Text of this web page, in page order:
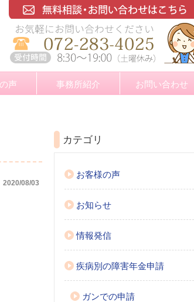
声 事務所紹介 お問い合わせ
2020/08/03
カテゴリ
お客様の声
お知らせ
情報発信
疾病別の障害年金申請
ガンでの申請